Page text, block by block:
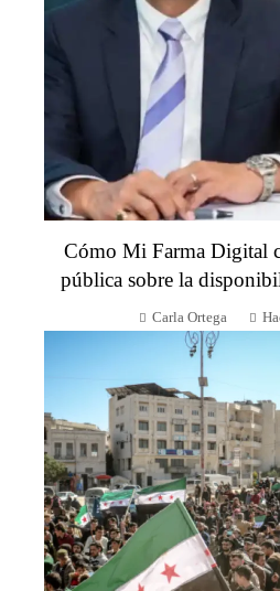
Cómo Mi Farma Digital
pública sobre la
Carla Ortega